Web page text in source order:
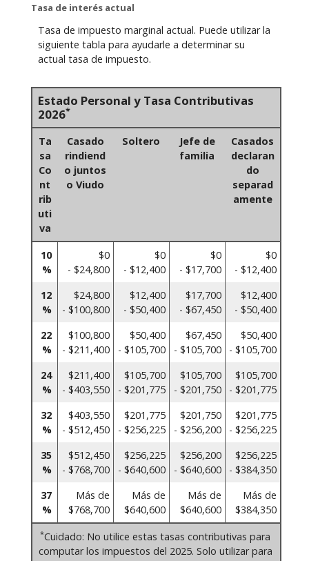
Tasa de interés actual
Tasa de impuesto marginal actual. Puede utilizar la
siguiente tabla para ayudarle a determinar su
actual tasa de impuesto.
Estado Personal y Tasa Contributivas
2026*
Ta
sa
Co
nt
rib
uti
va
Casado
rindiend
o juntos
o Viudo
Soltero
Jefe de
familia
Casados
declaran
do
separad
amente
10
%
$0
- $24,800
$0
- $12,400
$0
- $17,700
$0
- $12,400
12
%
$24,800
- $100,800
$12,400
- $50,400
$17,700
- $67,450
$12,400
- $50,400
22
%
$100,800
- $211,400
$50,400
- $105,700
$67,450
- $105,700
$50,400
- $105,700
24
%
$211,400
- $403,550
$105,700
- $201,775
$105,700
- $201,750
$105,700
- $201,775
32
%
$403,550
- $512,450
$201,775
- $256,225
$201,750
- $256,200
$201,775
- $256,225
35
%
$512,450
- $768,700
$256,225
- $640,600
$256,200
- $640,600
$256,225
- $384,350
37
%
Más de
$768,700
Más de
$640,600
Más de
$640,600
Más de
$384,350
*Cuidado: No utilice estas tasas contributivas para
computar los impuestos del 2025. Solo utilizar para